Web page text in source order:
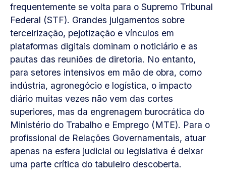
frequentemente se volta para o Supremo Tribunal
Federal (STF). Grandes julgamentos sobre
terceirização, pejotização e vínculos em
plataformas digitais dominam o noticiário e as
pautas das reuniões de diretoria. No entanto,
para setores intensivos em mão de obra, como
indústria, agronegócio e logística, o impacto
diário muitas vezes não vem das cortes
superiores, mas da engrenagem burocrática do
Ministério do Trabalho e Emprego (MTE). Para o
profissional de Relações Governamentais, atuar
apenas na esfera judicial ou legislativa é deixar
uma parte crítica do tabuleiro descoberta.